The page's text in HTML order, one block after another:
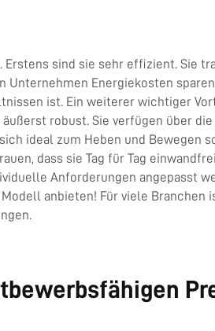
sind sie sehr effizient. Sie
Energiekosten
ist. Ein weiterer wichtiger
robust. Sie verfügen über die
ideal zum Heben und Bewegen
dass sie Tag für Tag
Anforderungen angepasst
anbieten! Für viele Branchen